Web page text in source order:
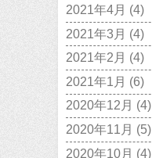
2021年4月 (4)
2021年3月 (4)
2021年2月 (4)
2021年1月 (6)
2020年12月 (4)
2020年11月 (5)
2020年10月 (4)